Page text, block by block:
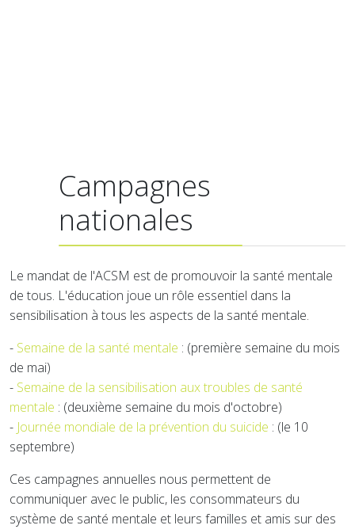
Campagnes
nationales
Le mandat de l'ACSM est de promouvoir la santé mentale
de tous. L'éducation joue un rôle essentiel dans la
sensibilisation à tous les aspects de la santé mentale.
- Semaine de la santé mentale : (première semaine du mois
de mai)
- Semaine de la sensibilisation aux troubles de santé
mentale : (deuxième semaine du mois d'octobre)
- Journée mondiale de la prévention du suicide : (le 10
septembre)
Ces campagnes annuelles nous permettent de
communiquer avec le public, les consommateurs du
système de santé mentale et leurs familles et amis sur des